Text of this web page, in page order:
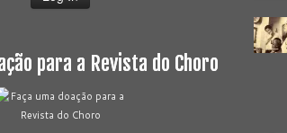
para a Revista do Choro